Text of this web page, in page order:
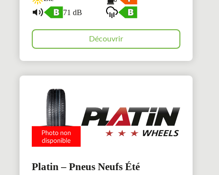
71 dB
Découvrir
Platin – Pneus Neufs Été